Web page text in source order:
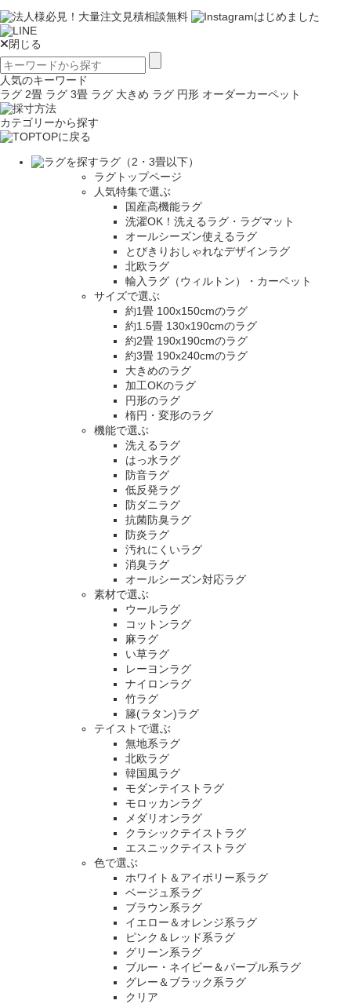
閉じる
人気のキーワード
ラグ 2畳 ラグ 3畳 ラグ 大きめ ラグ 円形 オーダーカーペット
カテゴリーから探す
TOPに戻る
ラグ（2・3畳以下）
ラグトップページ
人気特集で選ぶ
国産高機能ラグ
洗濯OK！洗えるラグ・ラグマット
オールシーズン使えるラグ
とびきりおしゃれなデザインラグ
北欧ラグ
輸入ラグ（ウィルトン）・カーペット
サイズで選ぶ
約1畳 100x150cmのラグ
約1.5畳 130x190cmのラグ
約2畳 190x190cmのラグ
約3畳 190x240cmのラグ
大きめのラグ
加工OKのラグ
円形のラグ
楕円・変形のラグ
機能で選ぶ
洗えるラグ
はっ水ラグ
防音ラグ
低反発ラグ
防ダニラグ
抗菌防臭ラグ
防炎ラグ
汚れにくいラグ
消臭ラグ
オールシーズン対応ラグ
素材で選ぶ
ウールラグ
コットンラグ
麻ラグ
い草ラグ
レーヨンラグ
ナイロンラグ
竹ラグ
籐(ラタン)ラグ
テイストで選ぶ
無地系ラグ
北欧ラグ
韓国風ラグ
モダンテイストラグ
モロッカンラグ
メダリオンラグ
クラシックテイストラグ
エスニックテイストラグ
色で選ぶ
ホワイト＆アイボリー系ラグ
ベージュ系ラグ
ブラウン系ラグ
イエロー＆オレンジ系ラグ
ピンク＆レッド系ラグ
グリーン系ラグ
ブルー・ネイビー＆パープル系ラグ
グレー＆ブラック系ラグ
クリア